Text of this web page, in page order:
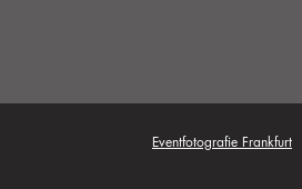
Eventfotografie Frankfurt